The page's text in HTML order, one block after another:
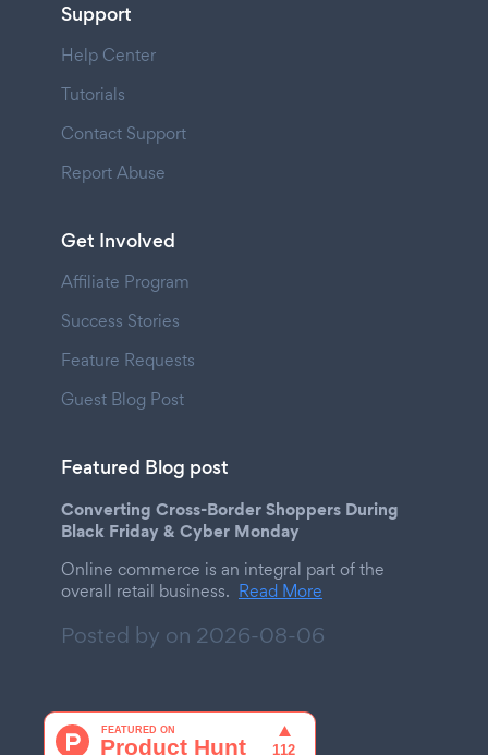
Support
Help Center
Tutorials
Contact Support
Report Abuse
Get Involved
Affiliate Program
Success Stories
Feature Requests
Guest Blog Post
Featured Blog post
Converting Cross-Border Shoppers During
Black Friday & Cyber Monday
Online commerce is an integral part of the
overall retail business. Read More
Posted by on 2026-08-06